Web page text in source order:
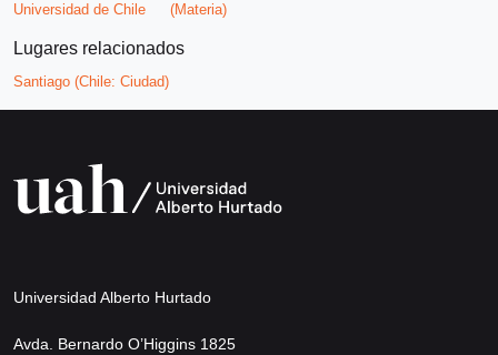
Universidad de Chile
(Materia)
Lugares relacionados
Santiago (Chile: Ciudad)
Universidad Alberto Hurtado
Avda. Bernardo O’Higgins 1825